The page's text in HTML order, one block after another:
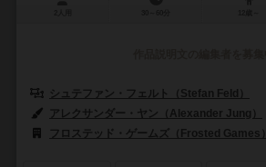
シュテファン・フェルト（Stefan Feld）
アレクサンダー・ヤン（Alexander Jung）
フロステッド・ゲームズ（Frosted Games）